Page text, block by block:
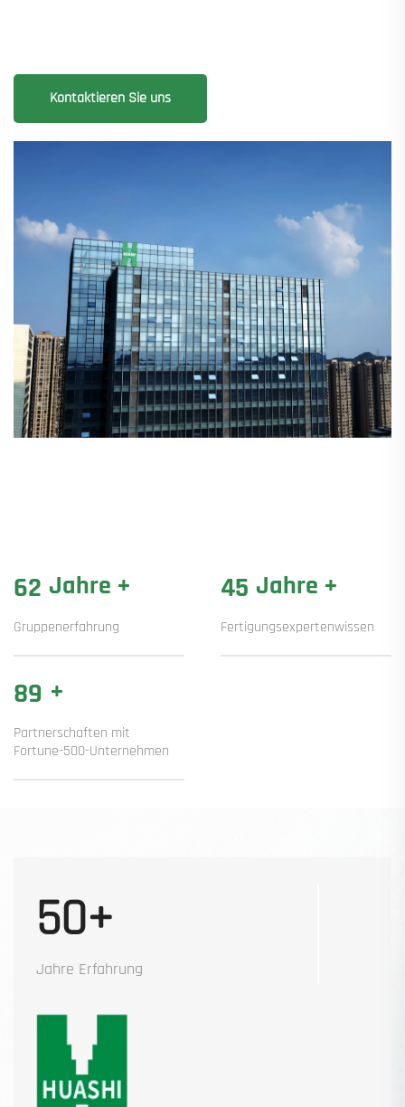
Kontaktieren Sie uns
70 Jahre +
Gruppenerfahrung
50 Jahre +
Fertigungsexpertenwissen
100 +
Partnerschaften mit
Fortune-500-Unternehmen
50+
Jahre Erfahrung